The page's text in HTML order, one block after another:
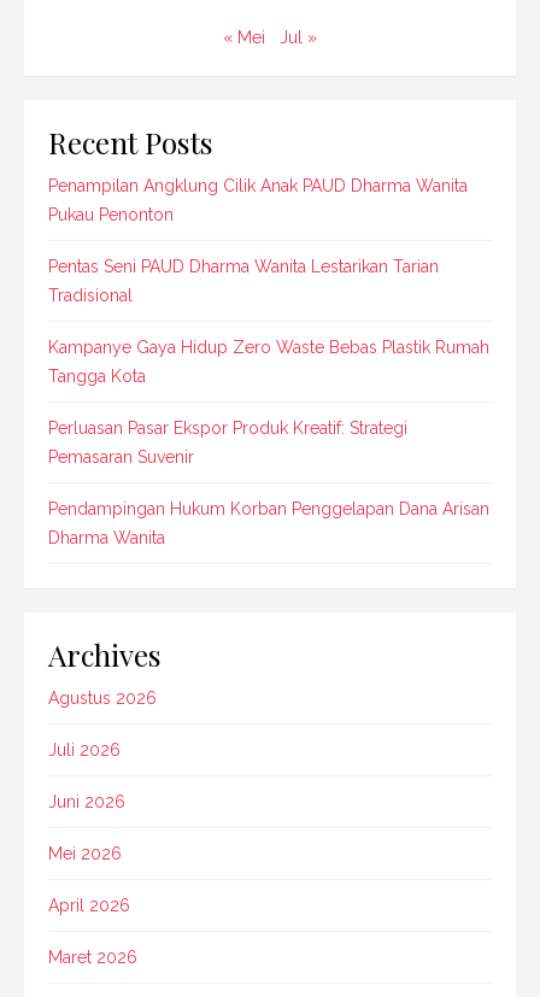
« Mei Jul »
Recent Posts
Penampilan Angklung Cilik Anak PAUD Dharma Wanita
Pukau Penonton
Pentas Seni PAUD Dharma Wanita Lestarikan Tarian
Tradisional
Kampanye Gaya Hidup Zero Waste Bebas Plastik Rumah
Tangga Kota
Perluasan Pasar Ekspor Produk Kreatif: Strategi
Pemasaran Suvenir
Pendampingan Hukum Korban Penggelapan Dana Arisan
Dharma Wanita
Archives
Agustus 2026
Juli 2026
Juni 2026
Mei 2026
April 2026
Maret 2026